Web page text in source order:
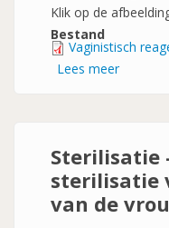
Klik op de
Bestand
Vaginistisch
Lees meerover
Sterilisatie
sterilisatie
van de